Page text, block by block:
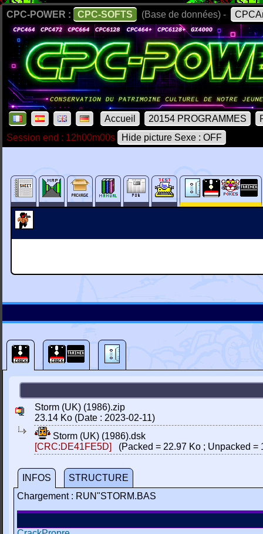
CPC-POWER : CPC-SOFTS (Base de données) -
Accueil 20154 PROGRAMMES
Session end : 12h00m00s
Hide picture Sexe : OFF
Storm (UK) (1986).zip
23.14 Ko (Date : 2023-02-11)
Storm (UK) (1986).dsk
[CRC:DE41FE5D]
(Packed = 22.97 Ko ; Unpacked =
INFOS
STRUCTURE
Chargement : RUN"STORM.BAS